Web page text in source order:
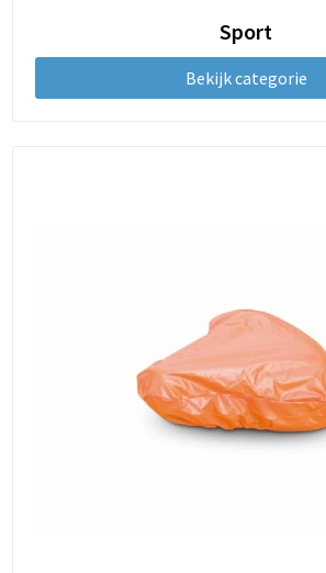
Sport
Bekijk categorie